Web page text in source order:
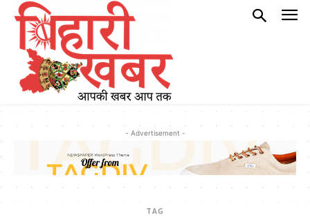
- Advertisement -
TAG